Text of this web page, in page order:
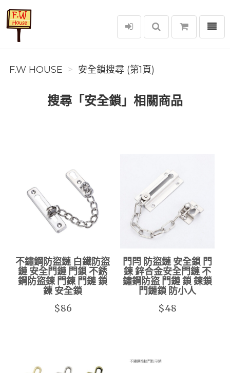
F.W House
選單
F.W HOUSE 安全鎖搜尋 (第1頁)
搜尋「安全鎖」相關商品
不鏽鋼防盜鏈 白鐵防盜
鏈 安全門鏈 門鎖 不銹
鋼防盜鍊 門鍊 門鏈 鎖
鍊 安全鎖
$86
門閂 防盜鏈 安全鎖 門
鍊 鋅合金安全門鏈 不
鏽鋼防盜 門鏈 鎖 鍊鎖
門鏈鎖 防小人
$48